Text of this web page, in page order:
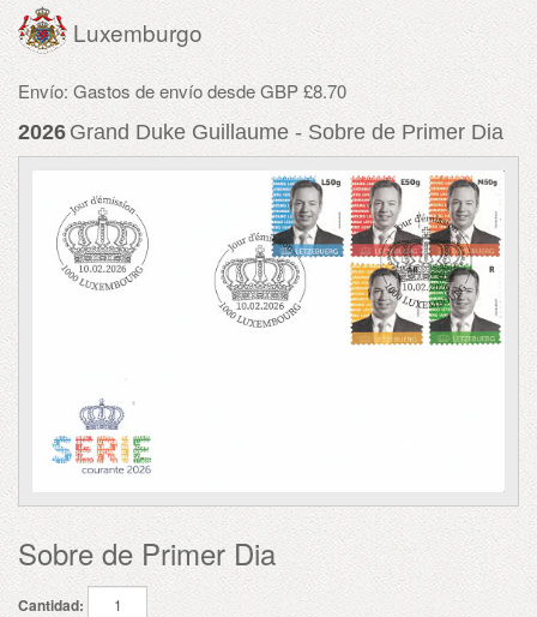
Luxemburgo
Envío: Gastos de envío desde GBP £8.70
2026 Grand Duke Guillaume - Sobre de Primer Dia
Sobre de Primer Dia
Cantidad: